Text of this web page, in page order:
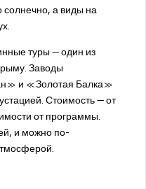
солнечно, а виды на
туры — один из
Заводы
и «Золотая Балка»
Стоимость — от
от программы.
и можно по-